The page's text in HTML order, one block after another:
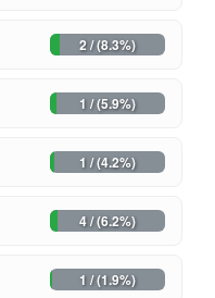
2 / (8.3%)
1 / (5.9%)
1 / (4.2%)
4 / (6.2%)
1 / (1.9%)